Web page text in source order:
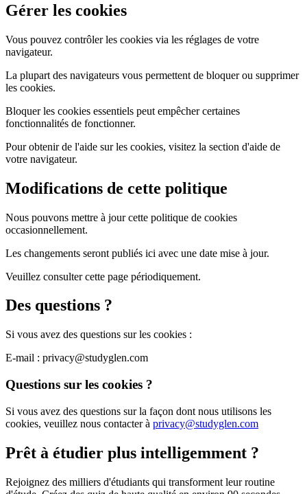
Gérer les cookies
Vous pouvez contrôler les cookies via les réglages de votre
navigateur.
La plupart des navigateurs vous permettent de bloquer ou supprimer
les cookies.
Bloquer les cookies essentiels peut empêcher certaines
fonctionnalités de fonctionner.
Pour obtenir de l'aide sur les cookies, visitez la section d'aide de
votre navigateur.
Modifications de cette politique
Nous pouvons mettre à jour cette politique de cookies
occasionnellement.
Les changements seront publiés ici avec une date mise à jour.
Veuillez consulter cette page périodiquement.
Des questions ?
Si vous avez des questions sur les cookies :
E-mail : privacy@studyglen.com
Questions sur les cookies ?
Si vous avez des questions sur la façon dont nous utilisons les
cookies, veuillez nous contacter à privacy@studyglen.com
Prêt à étudier plus intelligemment ?
Rejoignez des milliers d'étudiants qui transforment leur routine